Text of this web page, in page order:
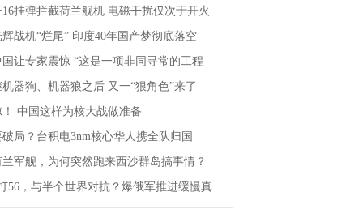
16挂弹拦截荷兰舰机 电磁干扰仅次于开火
辉战机“烂尾” 印度40年国产梦彻底落空
国让专家震惊 “这是一项非同寻常的工程
机器狗、机器狼之后 又一“狠角色”来了
！ 中国这样为核大战做准备
破局？台积电3nm核心华人携全队归国
兰军舰，为何突然跑来西沙群岛搞事情？
56，与半个世界对抗？爆俄军推进缓慢真